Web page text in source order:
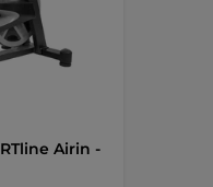
Airin -